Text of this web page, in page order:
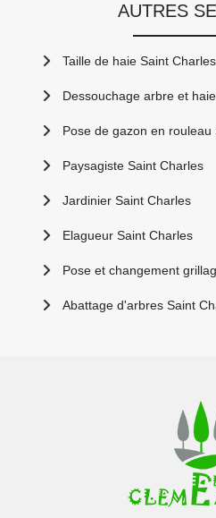
AUTRES
Taille de haie Saint Charles
Dessouchage arbre et
Pose de gazon en rouleau
Paysagiste Saint Charles
Jardinier Saint Charles
Elagueur Saint Charles
Pose et changement
Abattage d'arbres Saint